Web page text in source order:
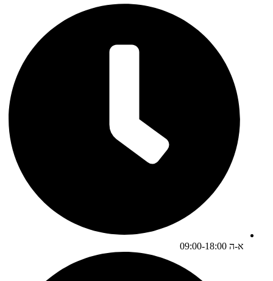
א-ה 09:00-18:00